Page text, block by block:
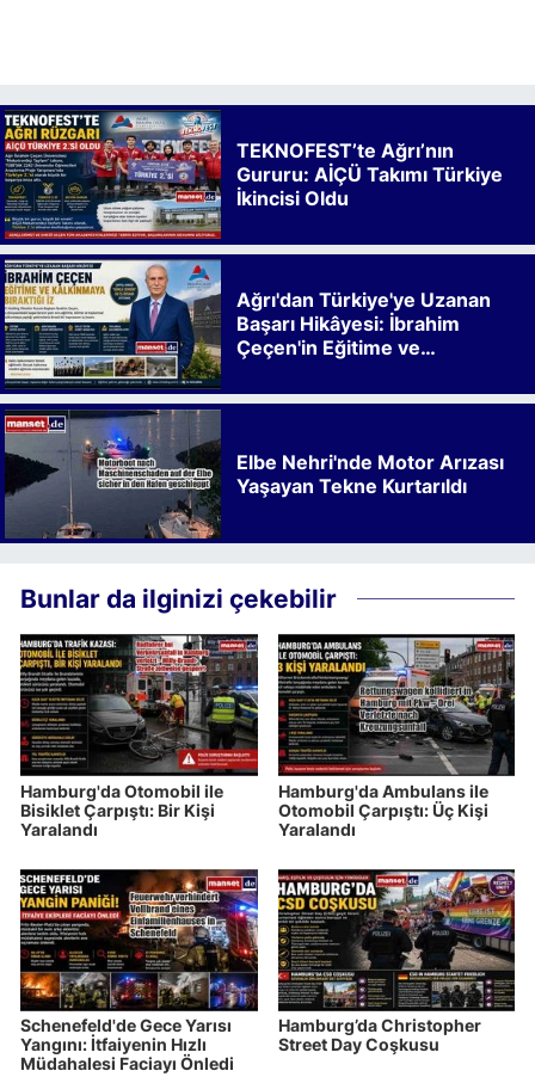
TEKNOFEST’te Ağrı’nın
Gururu: AİÇÜ Takımı Türkiye
İkincisi Oldu
Ağrı'dan Türkiye'ye Uzanan
Başarı Hikâyesi: İbrahim
Çeçen'in Eğitime ve
Elbe Nehri'nde Motor Arızası
Yaşayan Tekne Kurtarıldı
Bunlar da ilginizi çekebilir
Hamburg'da Otomobil ile
Bisiklet Çarpıştı: Bir Kişi
Yaralandı
Hamburg'da Ambulans ile
Otomobil Çarpıştı: Üç Kişi
Yaralandı
Schenefeld'de Gece Yarısı
Yangını: İtfaiyenin Hızlı
Müdahalesi Faciayı Önledi
Hamburg’da Christopher
Street Day Coşkusu